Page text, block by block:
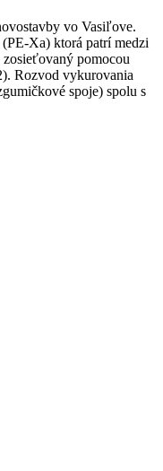
vo Vasiľove.
Xa) ktorá patrí medzi
pomocou
Rozvod vykurovania
spoje) spolu s